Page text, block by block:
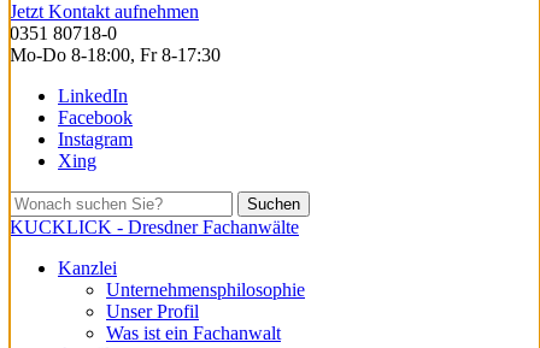
Jetzt Kontakt aufnehmen
0351 80718-0
Mo-Do 8-18:00, Fr 8-17:30
LinkedIn
Facebook
Instagram
Xing
Suchen
KUCKLICK - Dresdner Fachanwälte
Kanzlei
Unternehmensphilosophie
Unser Profil
Was ist ein Fachanwalt